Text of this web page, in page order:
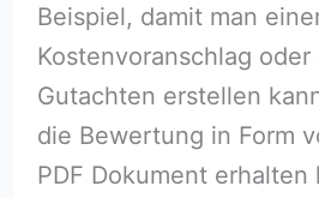
Beispiel, damit man
Kostenvoranschlag oder
Gutachten erstellen
die Bewertung in Form
PDF Dokument erhalten